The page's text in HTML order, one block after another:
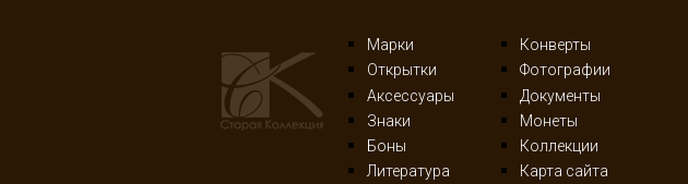
Марки
Конверты
Открытки
Фотографии
Аксессуары
Документы
Знаки
Монеты
Боны
Коллекции
Литература
Карта сайта